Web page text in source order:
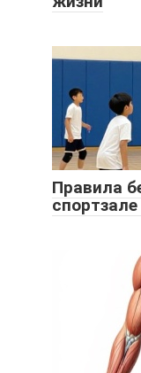
Правила